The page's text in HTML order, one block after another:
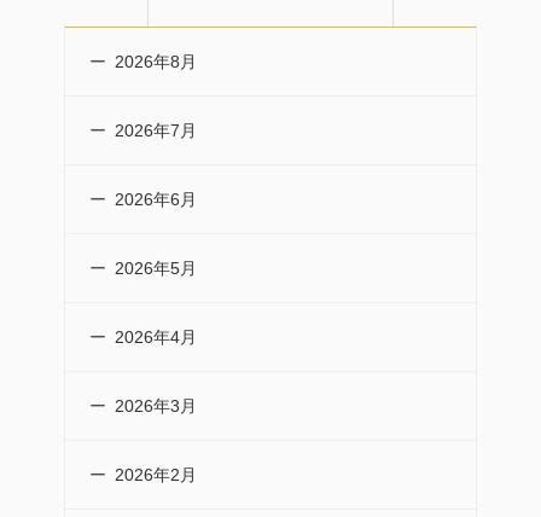
2026年8月
2026年7月
2026年6月
2026年5月
2026年4月
2026年3月
2026年2月